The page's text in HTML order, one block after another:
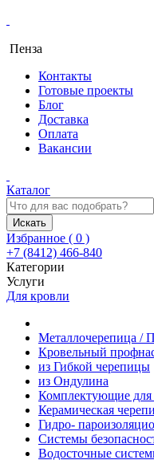
Пенза
Контакты
Готовые проекты
Блог
Доставка
Оплата
Вакансии
Каталог
Искать
Избранное ( 0 )
+7 (8412) 466-840
Категории
Услуги
Для кровли
Металлочерепица /
Кровельный
из Гибкой черепицы
из Ондулина
Комплектующие для
Керамическая
Гидро-
Системы
Водосточные